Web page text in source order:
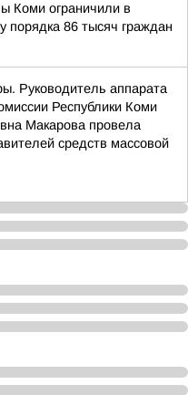
Коми ограничили в
порядка 86 тысяч граждан
Руководитель аппарата
Республики Коми
Макарова провела
средств массовой